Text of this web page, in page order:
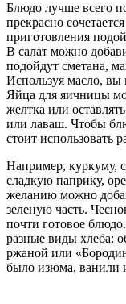
Блюдо лучше всего
прекрасно
приготовления
В салат можно
подойдут сметана,
Используя масло, вы
Яйца для яичницы
желтка или
или лаваш. Чтобы
стоит использовать
Например, куркуму,
сладкую паприку,
желанию можно
зеленую часть.
почти готовое
разные виды хлеба:
ржаной или
было изюма, ванили